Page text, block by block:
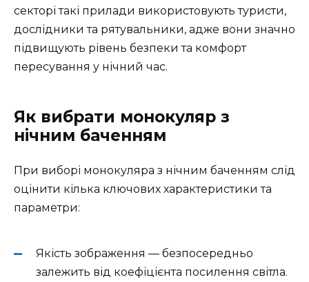
секторі такі прилади використовують туристи,
дослідники та рятувальники, адже вони значно
підвищують рівень безпеки та комфорт
пересування у нічний час.
Як вибрати монокуляр з
нічним баченням
При виборі монокуляра з нічним баченням слід
оцінити кілька ключових характеристики та
параметри:
Якість зображення — безпосередньо
залежить від коефіцієнта посилення світла.